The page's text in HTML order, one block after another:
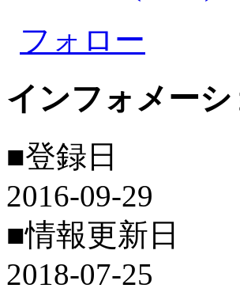
フォロー
インフォメーシ
■登録日
2016-09-29
■情報更新日
2018-07-25